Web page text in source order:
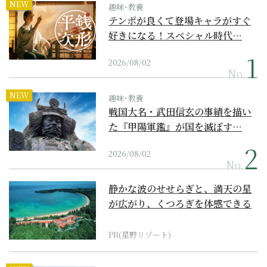
NEW 趣味･教養
テンポが良くて登場キャラがすぐ
好きになる！スペシャル時代…
2026/08/02
No.
NEW 趣味･教養
戦国大名・武田信玄の事績を描い
た『甲陽軍鑑』が国を滅ぼす…
2026/08/02
No.
静かな波のせせらぎと、満天の星
が広がり、くつろぎを体感できる
PR(星野リゾート)